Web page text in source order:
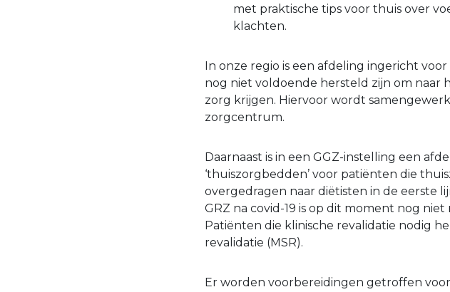
met praktische tips voor thuis over
klachten.
In onze regio is een afdeling ingericht
nog niet voldoende hersteld zijn om naar
zorg krijgen. Hiervoor wordt
zorgcentrum.
Daarnaast is in een GGZ-instelling een
‘thuiszorgbedden’ voor patiënten die
overgedragen naar diëtisten in de eerste
GRZ na covid-19 is op dit moment nog
Patiënten die klinische revalidatie nodig
revalidatie (MSR).
Er worden voorbereidingen getroffen